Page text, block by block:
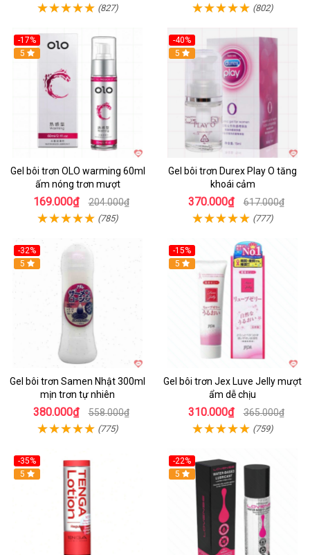
(827) (802)
-17%
5
Gel bôi trơn OLO warming 60ml
ấm nóng trơn mượt
169.000₫ 204.000₫
(785)
-40%
5
Gel bôi trơn Durex Play O tăng
khoái cảm
370.000₫ 617.000₫
(777)
-32%
5
Gel bôi trơn Samen Nhật 300ml
mịn trơn tự nhiên
380.000₫ 558.000₫
(775)
-15%
5
Gel bôi trơn Jex Luve Jelly mượt
ẩm dễ chịu
310.000₫ 365.000₫
(759)
-35%
5
-22%
5